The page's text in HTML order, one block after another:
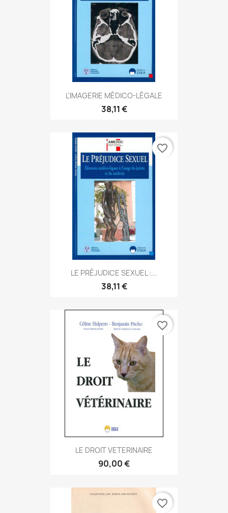
L'IMAGERIE MÉDICO-LÉGALE
38,11 €
LE PRÉJUDICE SEXUEL :...
38,11 €
favorite_border
LE DROIT VETERINAIRE
90,00 €
favorite_border
favorite_border